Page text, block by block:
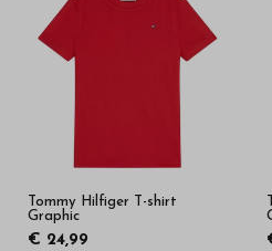
hoge
kwaliteit
onze
webshop
Tommy Hilfiger T-shirt
Graphic
€ 24,99